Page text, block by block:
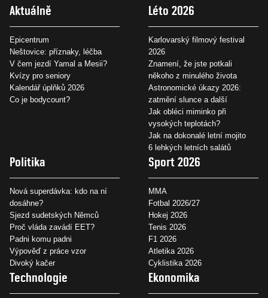
Aktuálně
Epicentrum
Neštovice: příznaky, léčba
V čem jezdí Yamal a Mesii?
Kvízy pro seniory
Kalendář úplňků 2026
Co je bodycount?
Léto 2026
Karlovarský filmový festival
2026
Znamení, že jste potkali
někoho z minulého života
Astronomické úkazy 2026:
zatmění slunce a další
Jak obléci miminko při
vysokých teplotách?
Jak na dokonalé letní mojito
6 lehkých letních salátů
Politika
Nová superdávka: kdo na ní
dosáhne?
Sjezd sudetských Němců
Proč vláda zavádí EET?
Padni komu padni
Výpověď z práce vzor
Divoký kačer
Sport 2026
MMA
Fotbal 2026/27
Hokej 2026
Tenis 2026
F1 2026
Atletika 2026
Cyklistika 2026
Technologie Ekonomika